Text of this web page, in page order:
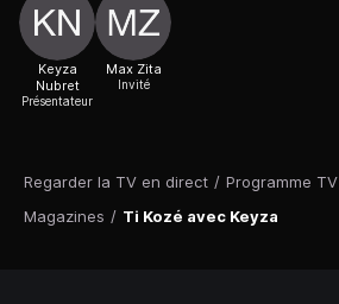
Regarder la TV en direct / Programme TV
Magazines / Ti Kozé avec Keyza
Keyza
Nubret
Présentateur
Max Zita
Invité